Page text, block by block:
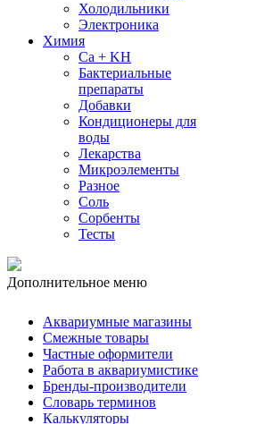
Холодильники
Электроника
Химия
Ca + KH
Бактериальные
препараты
Добавки
Кондиционеры для
воды
Лекарства
Микроэлементы
Разное
Соль
Сорбенты
Тесты
Дополнительное меню
Аквариумные магазины
Смежные товары
Частные оформители
Работа в аквариумистике
Бренды-производители
Словарь терминов
Калькуляторы